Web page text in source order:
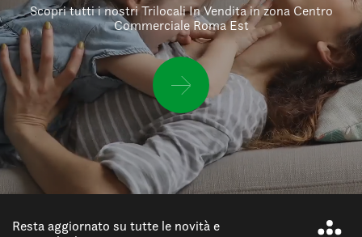
Scopri tutti i nostri Trilocali In Vendita in zona Centro
Commerciale Roma Est
Resta aggiornato su tutte le novità e